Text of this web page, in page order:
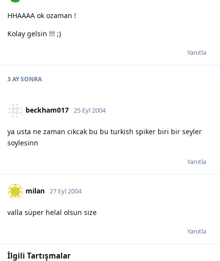
HHAAAA ok ozaman !
Kolay gelsin !!! ;)
Yanıtla
3 AYSONRA
beckham017 25 Eyl 2004
ya usta ne zaman cıkcak bu bu turkish spiker biri bir seyler
soylesinn
Yanıtla
milan 27 Eyl 2004
valla süper helal olsun size
Yanıtla
İlgili Tartışmalar